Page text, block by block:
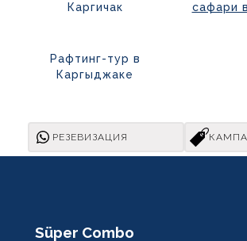
Каргичак
сафари
Рафтинг-тур в
Каргыджаке
РЕЗЕВИЗАЦИЯ
Süper Combo